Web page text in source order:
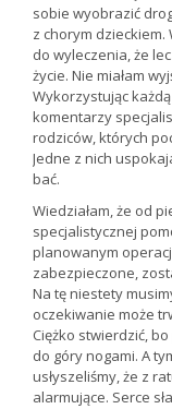
sobie wyobrazić
z chorym dzieckiem.
do wyleczenia, że
życie. Nie miałam
Wykorzystując
komentarzy
rodziców, których
Jedne z nich
bać.
Wiedziałam, że od
specjalistycznej
planowanym
zabezpieczone,
Na tę niestety
oczekiwanie może
Ciężko stwierdzić,
do góry nogami. A
usłyszeliśmy, że z
alarmujące. Serce